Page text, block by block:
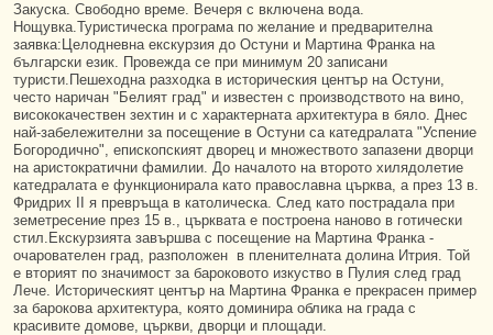
Закуска. Свободно време. Вечеря с включена вода.
Нощувка.Туристическа програма по желание и предварителна
заявка:Целодневна екскурзия до Остуни и Мартина Франка на
български език. Провежда се при минимум 20 записани
туристи.Пешеходна разходка в историческия център на Остуни,
често наричан "Белият град" и известен с производството на вино,
висококачествен зехтин и с характерната архитектура в бяло. Днес
най-забележителни за посещение в Остуни са катедралата "Успение
Богородично", епископският дворец и множеството запазени дворци
на аристократични фамилии. До началото на второто хилядолетие
катедралата е функционирала като православна църква, а през 13 в.
Фридрих II я превръща в католическа. След като пострадала при
земетресение през 15 в., църквата е построена наново в готически
стил.Екскурзията завършва с посещение на Мартина Франка -
очарователен град, разположен в пленителната долина Итрия. Той
е вторият по значимост за бароковото изкуство в Пулия след град
Лече. Историческият център на Мартина Франка е прекрасен пример
за барокова архитектура, която доминира облика на града с
красивите домове, църкви, дворци и площади.